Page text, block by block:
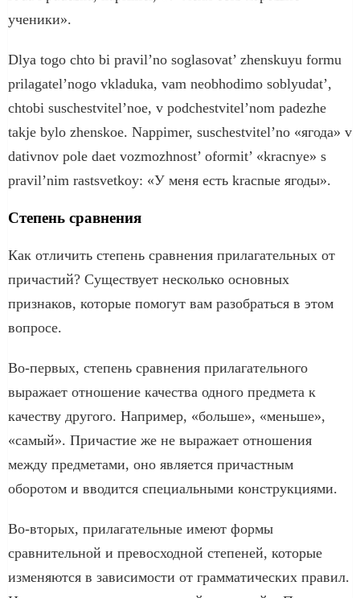
ученики».
Dlya togo chto bi pravil’no soglasovat’ zhenskuyu formu
prilagatel’nogo vkladuka, vam neobhodimo soblyudat’,
chtobi suschestvitel’noe, v podchestvitel’nom padezhe
takje bylo zhenskoe. Napріmer, suschestvitel’no «ягода» v
dativnov pole daet vozmozhnost’ oformit’ «krасnye» s
pravil’nim rastsvetkoy: «У меня есть krасnыe ягоды».
Степень сравнения
Как отличить степень сравнения прилагательных от
причастий? Существует несколько основных
признаков, которые помогут вам разобраться в этом
вопросе.
Во-первых, степень сравнения прилагательного
выражает отношение качества одного предмета к
качеству другого. Например, «больше», «меньше»,
«самый». Причастие же не выражает отношения
между предметами, оно является причастным
оборотом и вводится специальными конструкциями.
Во-вторых, прилагательные имеют формы
сравнительной и превосходной степеней, которые
изменяются в зависимости от грамматических правил.